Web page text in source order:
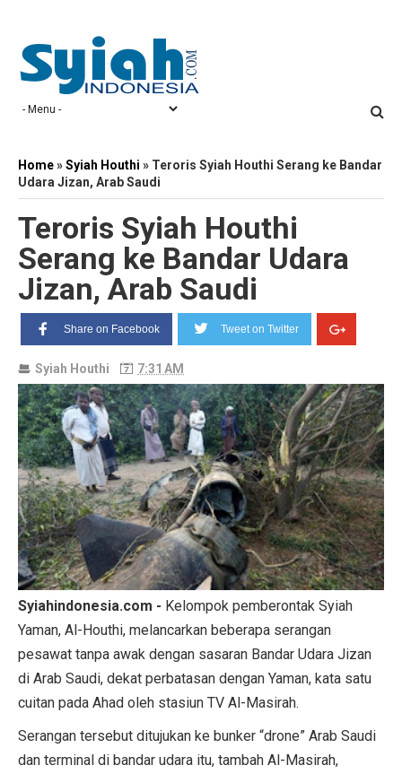
Home»Syiah Houthi » Teroris Syiah Houthi Serang ke Bandar
Udara Jizan, Arab Saudi
Teroris Syiah Houthi
Serang ke Bandar Udara
Jizan, Arab Saudi
Share on Facebook Tweet on Twitter
Syiah Houthi 7:31 AM
Syiahindonesia.com - Kelompok pemberontak Syiah
Yaman, Al-Houthi, melancarkan beberapa serangan
pesawat tanpa awak dengan sasaran Bandar Udara Jizan
di Arab Saudi, dekat perbatasan dengan Yaman, kata satu
cuitan pada Ahad oleh stasiun TV Al-Masirah.
Serangan tersebut ditujukan ke bunker “drone” Arab Saudi
dan terminal di bandar udara itu, tambah Al-Masirah,